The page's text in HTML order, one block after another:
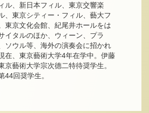
ル、新日本フィル、東京交響楽
、東京シティー・フィル、藝大フ
東京文化会館、紀尾井ホールをは
イタルのほか、ウィーン、プラ
ソウル等、海外の演奏会に招かれ
在、東京藝術大学4年在学中。伊藤
京藝術大学宗次德二特待奨学生。
44回奨学生。